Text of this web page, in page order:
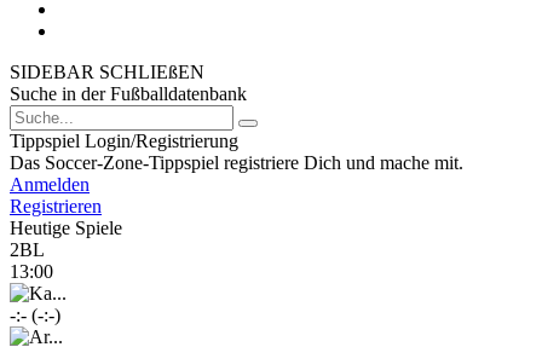
SIDEBAR SCHLIEßEN
Suche in der Fußballdatenbank
Tippspiel Login/Registrierung
Das Soccer-Zone-Tippspiel registriere Dich und mache mit.
Anmelden
Registrieren
Heutige Spiele
2BL
13:00
-:- (-:-)